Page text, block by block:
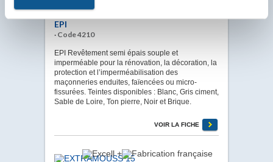
EPI
· Code 4210
EPI Revêtement semi épais souple et
imperméable pour la rénovation, la décoration, la
protection et l’imperméabilisation des
maçonneries enduites, faïencées ou micro-
fissurées. Teintes disponibles : Blanc, Gris ciment,
Sable de Loire, Ton pierre, Noir et Brique.
VOIR LA FICHE